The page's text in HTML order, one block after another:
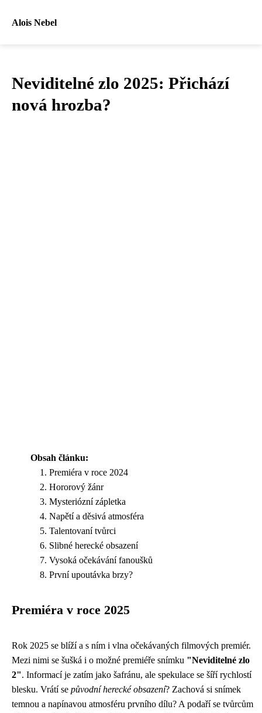
Alois Nebel
Neviditelné zlo 2025: Přichází
nová hrozba?
Obsah článku:
Premiéra v roce 2024
Hororový žánr
Mysteriózní zápletka
Napětí a děsivá atmosféra
Talentovaní tvůrci
Slibné herecké obsazení
Vysoká očekávání fanoušků
První upoutávka brzy?
Premiéra v roce 2025
Rok 2025 se blíží a s ním i vlna očekávaných filmových premiér.
Mezi nimi se šušká i o možné premiéře snímku "Neviditelné zlo
2". Informací je zatím jako šafránu, ale spekulace se šíří rychlostí
blesku. Vrátí se původní herecké obsazení? Zachová si snímek
temnou a napínavou atmosféru prvního dílu? A podaří se tvůrcům